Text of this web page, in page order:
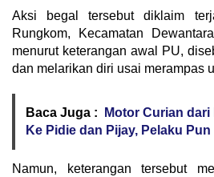
Aksi begal tersebut diklaim
Rungkom, Kecamatan
menurut keterangan awal PU,
dan melarikan diri usai merampas
Baca Juga :
Motor Curian dari
Ke Pidie dan Pijay, Pelaku
Namun, keterangan tersebut